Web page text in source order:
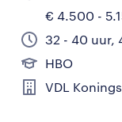
€ 4.500 -
32 - 40 uur,
HBO
VDL Konings